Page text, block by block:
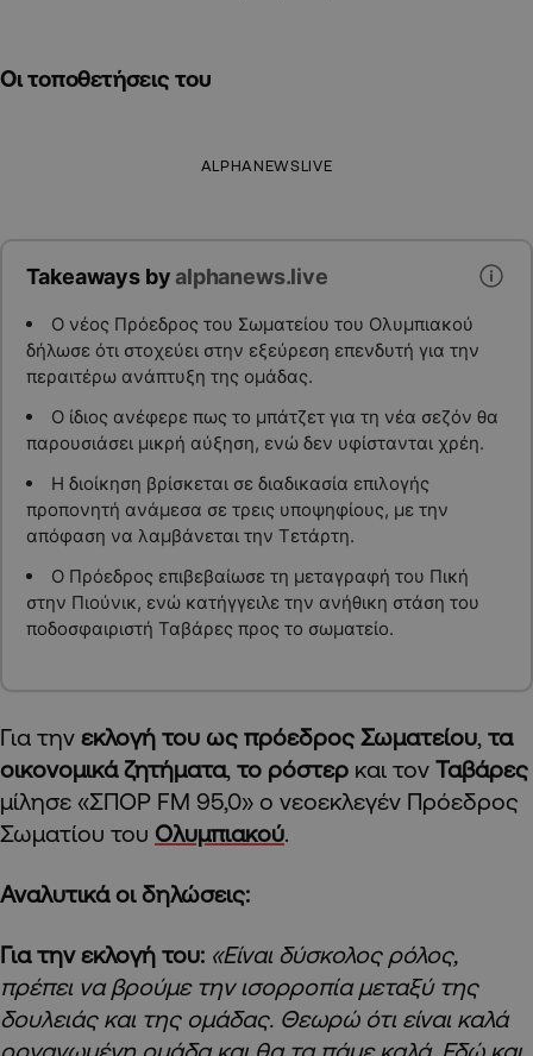
Οι τοποθετήσεις του
ALPHANEWSLIVE
Takeaways byalphanews.live
Ο νέος Πρόεδρος του Σωματείου του Ολυμπιακού
δήλωσε ότι στοχεύει στην εξεύρεση επενδυτή για την
περαιτέρω ανάπτυξη της ομάδας.
Ο ίδιος ανέφερε πως το μπάτζετ για τη νέα σεζόν θα
παρουσιάσει μικρή αύξηση, ενώ δεν υφίστανται χρέη.
Η διοίκηση βρίσκεται σε διαδικασία επιλογής
προπονητή ανάμεσα σε τρεις υποψηφίους, με την
απόφαση να λαμβάνεται την Τετάρτη.
Ο Πρόεδρος επιβεβαίωσε τη μεταγραφή του Πική
στην Πιούνικ, ενώ κατήγγειλε την ανήθικη στάση του
ποδοσφαιριστή Ταβάρες προς το σωματείο.
Για την εκλογή του ως πρόεδρος Σωματείου, τα
οικονομικά ζητήματα, το ρόστερ και τον Ταβάρες
μίλησε «ΣΠΟΡ FM 95,0» ο νεοεκλεγέν Πρόεδρος
Σωματίου του Ολυμπιακού.
Αναλυτικά οι δηλώσεις:
Για την εκλογή του: «Είναι δύσκολος ρόλος,
πρέπει να βρούμε την ισορροπία μεταξύ της
δουλειάς και της ομάδας. Θεωρώ ότι είναι καλά
οργανωμένη ομάδα και θα τα πάμε καλά. Εδώ και